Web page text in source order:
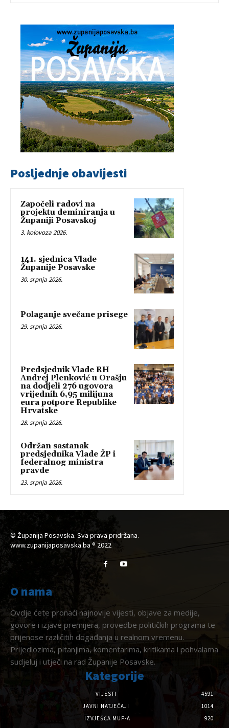
Posljednje obavijesti
Započeli radovi na
projektu deminiranja u
Županiji Posavskoj
3. kolovoza 2026.
141. sjednica Vlade
Županije Posavske
30. srpnja 2026.
Polaganje svečane prisege
29. srpnja 2026.
Predsjednik Vlade RH
Andrej Plenković u Orašju
na dodjeli 276 ugovora
vrijednih 6,95 milijuna
eura potpore Republike
Hrvatske
28. srpnja 2026.
Održan sastanak
predsjednika Vlade ŽP i
federalnog ministra
pravde
23. srpnja 2026.
© Županija Posavska. Sva prava pridržana.
www.zupanijaposavska.ba ® 2022
O nama
Ovdje ćete pronaći najnovije vijesti, objave za medije,
govore i izjave premijera, provedbe političkih programa te
prijenose različitih događanja u realnom vremenu.
Prijedlozima, pitanjima, komentarima, kritikama i pohvalama
sudjeluj i utječi na rad Županije Posavske.
Kategorije
VIJESTI
4591
JAVNI NATJEČAJI
1014
IZVJEŠĆA MUP-A
920